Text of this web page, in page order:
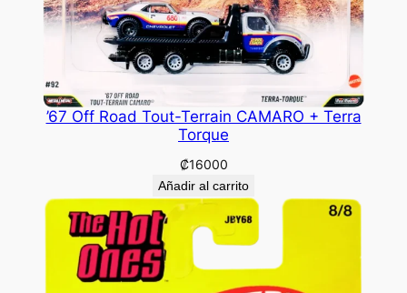
’67 Off Road Tout-Terrain CAMARO + Terra
Torque
₡16000
Añadir al carrito